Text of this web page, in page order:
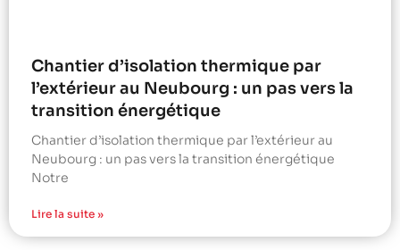
Chantier d’isolation thermique par
l’extérieur au Neubourg : un pas vers la
transition énergétique
Chantier d’isolation thermique par l’extérieur au
Neubourg : un pas vers la transition énergétique
Notre
Lire la suite »